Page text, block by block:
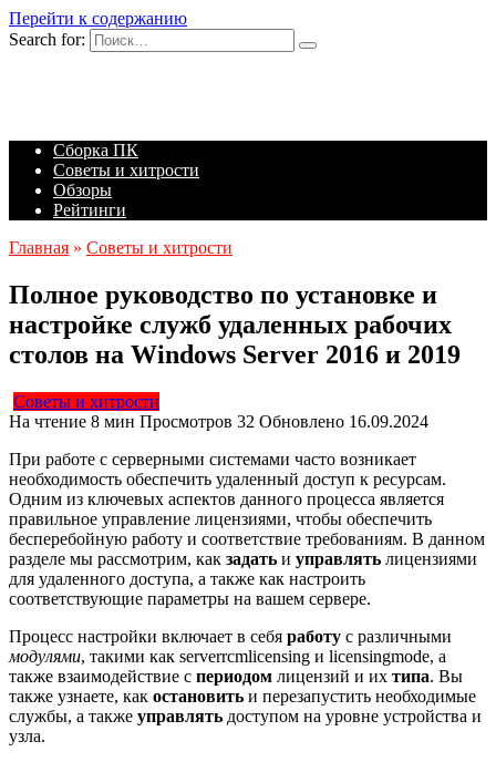
Перейти к содержанию
Search for:
Сборка ПК
Советы и хитрости
Обзоры
Рейтинги
Главная » Советы и хитрости
Полное руководство по установке и
настройке служб удаленных рабочих
столов на Windows Server 2016 и 2019
Советы и хитрости
На чтение 8 мин Просмотров 32 Обновлено 16.09.2024
При работе с серверными системами часто возникает
необходимость обеспечить удаленный доступ к ресурсам.
Одним из ключевых аспектов данного процесса является
правильное управление лицензиями, чтобы обеспечить
бесперебойную работу и соответствие требованиям. В данном
разделе мы рассмотрим, как задать и управлять лицензиями
для удаленного доступа, а также как настроить
соответствующие параметры на вашем сервере.
Процесс настройки включает в себя работу с различными
модулями, такими как serverrcmlicensing и licensingmode, а
также взаимодействие с периодом лицензий и их типа. Вы
также узнаете, как остановить и перезапустить необходимые
службы, а также управлять доступом на уровне устройства и
узла.